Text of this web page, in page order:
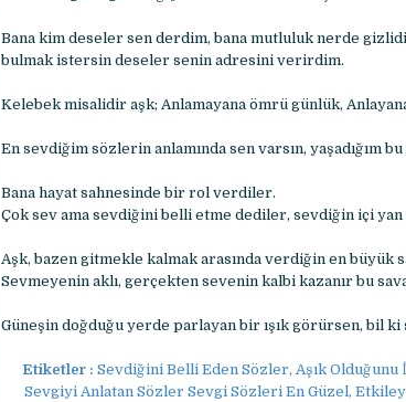
Bana kim deseler sen derdim, bana mutluluk nerde
bulmak istersin deseler senin adresini verirdim.
Kelebek misalidir aşk; Anlamayana ömrü günlük,
En sevdiğim sözlerin anlamında sen varsın, yaşadığım
Bana hayat sahnesinde bir rol verdiler.
Çok sev ama sevdiğini belli etme dediler, sevdiğin içi
Aşk, bazen gitmekle kalmak arasında verdiğin en büyük
Sevmeyenin aklı, gerçekten sevenin kalbi kazanır bu
Güneşin doğduğu yerde parlayan bir ışık görürsen, bil
Etiketler : Sevdiğini Belli Eden Sözler, Aşık
Sevgiyi Anlatan Sözler Sevgi Sözleri En Güzel,